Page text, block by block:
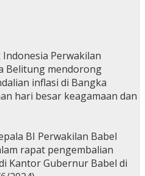
Perwakilan
Belitung mendorong
inflasi di Bangka
hari besar keagamaan dan
BI Perwakilan Babel
rapat pengembalian
Kantor Gubernur Babel di